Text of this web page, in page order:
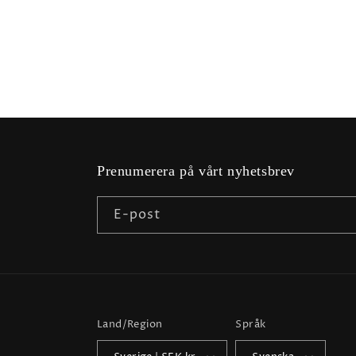
Prenumerera på vårt nyhetsbrev
E-post
Land/Region Språk